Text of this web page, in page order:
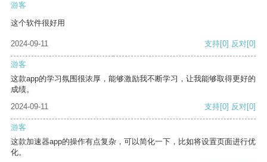
游客
这个软件很好用
2024-09-11 支持[0] 反对[0]
游客
这款app的学习氛围很浓厚，能够激励我不断学习，让我能够取得更好的
成绩。
2024-09-11
支持[0] 反对[0]
游客
这款加速器app的操作有点复杂，可以简化一下，比如将设置页面进行优
化。